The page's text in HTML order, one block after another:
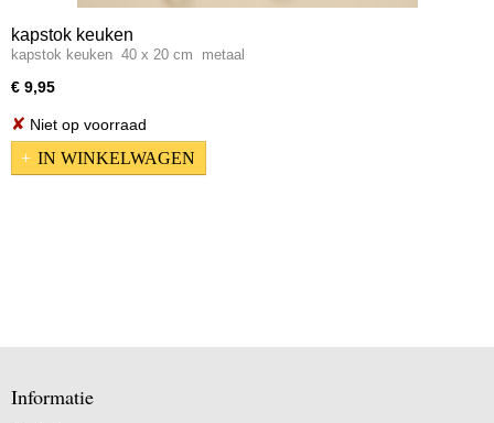
kapstok keuken
kapstok keuken 40 x 20 cm metaal
€ 9,95
✘ Niet op voorraad
IN WINKELWAGEN
Informatie